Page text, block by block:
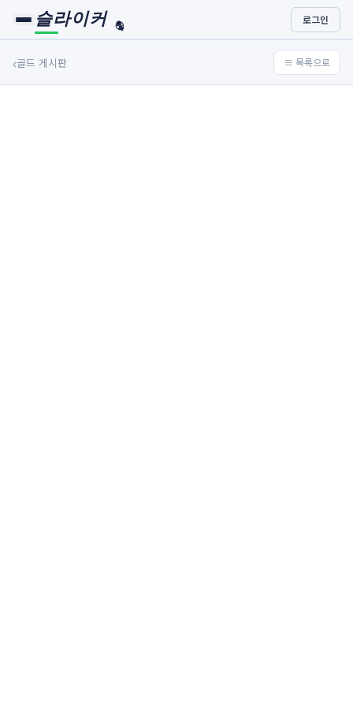
슬라이커 🏀
⚾ 로그인
‹골드 게시판 ≡ 목록으로